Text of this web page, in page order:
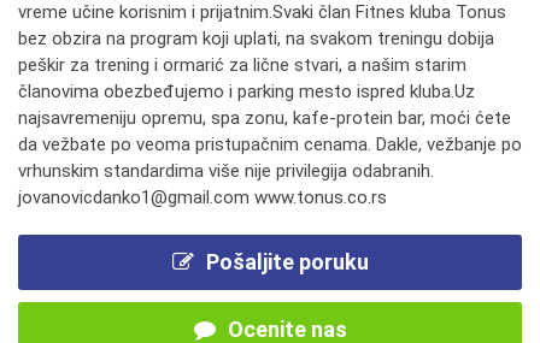
vreme učine korisnim i prijatnim.Svaki član Fitnes kluba Tonus
bez obzira na program koji uplati, na svakom treningu dobija
peškir za trening i ormarić za lične stvari, a našim starim
članovima obezbeđujemo i parking mesto ispred kluba.Uz
najsavremeniju opremu, spa zonu, kafe-protein bar, moći ćete
da vežbate po veoma pristupačnim cenama. Dakle, vežbanje po
vrhunskim standardima više nije privilegija odabranih.
jovanovicdanko1@gmail.com www.tonus.co.rs
Pošaljite poruku
Ocenite nas